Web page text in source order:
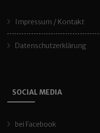
Impressum / Kontakt
Datenschutzerklärung
SOCIAL MEDIA
bei Facebook